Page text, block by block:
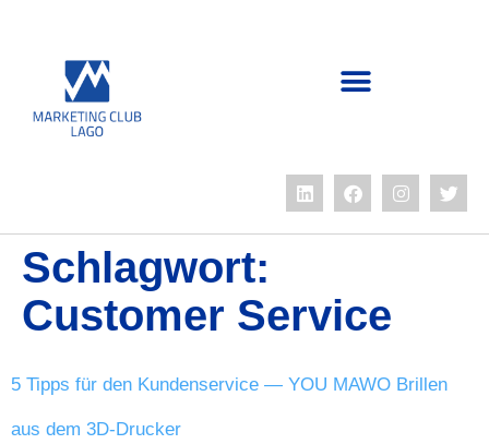
Schlagwort:
Customer Service
5 Tipps für den Kundenservice — YOU MAWO Brillen
aus dem 3D-Drucker